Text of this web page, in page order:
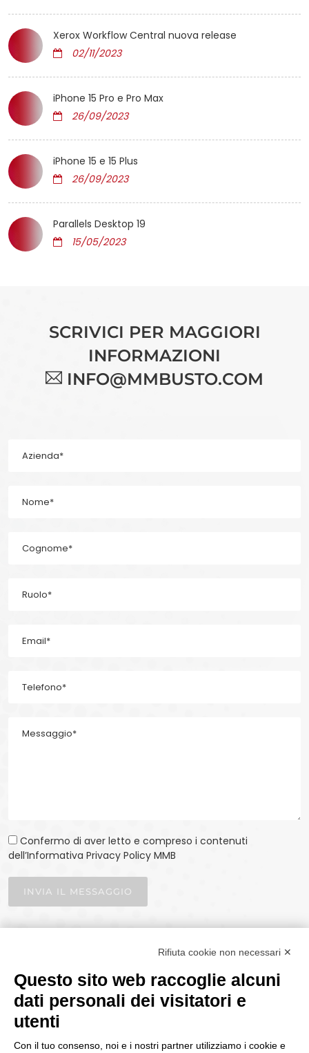
Xerox Workflow Central nuova release
02/11/2023
iPhone 15 Pro e Pro Max
26/09/2023
iPhone 15 e 15 Plus
26/09/2023
Parallels Desktop 19
15/05/2023
SCRIVICI PER MAGGIORI
INFORMAZIONI
INFO@MMBUSTO.COM
Confermo di aver letto e compreso i contenuti
dell’Informativa Privacy Policy MMB
INVIA IL MESSAGGIO
P.IVA 02330030129 | CAPITALE I.V. €100.000
Rifiuta cookie non necessari ✕
Questo sito web raccoglie alcuni
dati personali dei visitatori e
utenti
Con il tuo consenso, noi e i nostri partner utilizziamo i cookie e